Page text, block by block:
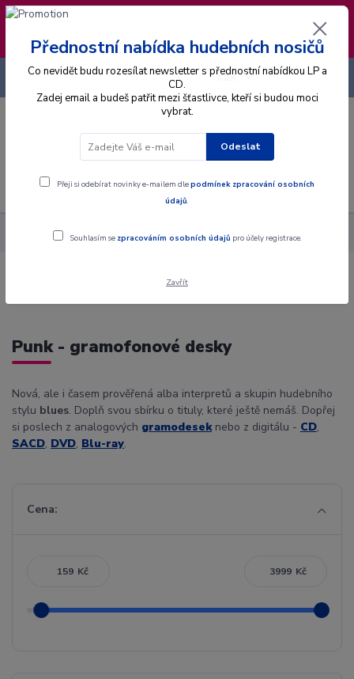
❣️ Od 4.8. do 13.8. čerpám dovolenou. Datum
expedice objednávek se posouvá na pátek
14.8.2026 🐋
Menu
CZK
+420 725 736 293
Hudební styly Punk
Punk - gramofonové desky
Nová, ale i časem prověřená alba interpretů a skupin hudebního
stylu blues. Doplň svou sbírku o tituly, které ještě nemáš. Dopřej
si poslech z analogových gramodeseknebo z digitálu - CD,
SACD, DVD, Blu-ray.
Cena:
Kč Kč
Přednostní nabídka hudebních nosičů
Co nevidět budu rozesílat newsletter s přednostní nabídkou LP a
CD.
Zadej email a budeš patřit mezi šťastlivce, kteří si budou moci
vybrat.
Odeslat
Přeji si odebírat novinky e-mailem dlepodmínek zpracování osobních
údajů.
Souhlasím se zpracováním osobních údajů pro účely registrace.
Zavřít